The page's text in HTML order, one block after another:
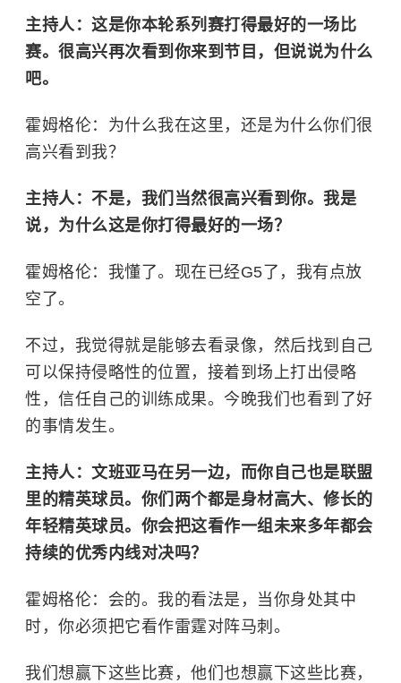
主持人：这是你本轮系列赛打得最好的一场比
赛。很高兴再次看到你来到节目，但说说为什么
吧。
霍姆格伦：为什么我在这里，还是为什么你们很
高兴看到我？
主持人：不是，我们当然很高兴看到你。我是
说，为什么这是你打得最好的一场？
霍姆格伦：我懂了。现在已经G5了，我有点放
空了。
不过，我觉得就是能够去看录像，然后找到自己
可以保持侵略性的位置，接着到场上打出侵略
性，信任自己的训练成果。今晚我们也看到了好
的事情发生。
主持人：文班亚马在另一边，而你自己也是联盟
里的精英球员。你们两个都是身材高大、修长的
年轻精英球员。你会把这看作一组未来多年都会
持续的优秀内线对决吗？
霍姆格伦：会的。我的看法是，当你身处其中
时，你必须把它看作雷霆对阵马刺。
我们想赢下这些比赛，他们也想赢下这些比赛，